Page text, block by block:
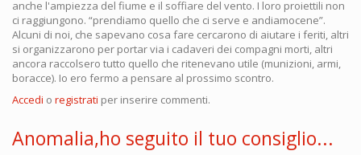
anche l'ampiezza del fiume e il soffiare del vento. I loro proiettili non
ci raggiungono. “prendiamo quello che ci serve e andiamocene”.
Alcuni di noi, che sapevano cosa fare cercarono di aiutare i feriti, altri
si organizzarono per portar via i cadaveri dei compagni morti, altri
ancora raccolsero tutto quello che ritenevano utile (munizioni, armi,
boracce). Io ero fermo a pensare al prossimo scontro.
Accedi o registrati per inserire commenti.
Anomalia,ho seguito il tuo consiglio...